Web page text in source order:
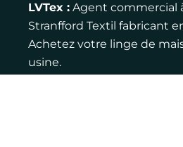
LVTex : Agent commercial
Stranfford Textil fabricant
Achetez votre linge de
usine.